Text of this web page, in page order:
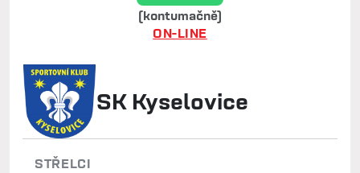
(kontumačně)
ON-LINE
SK Kyselovice
STŘELCI